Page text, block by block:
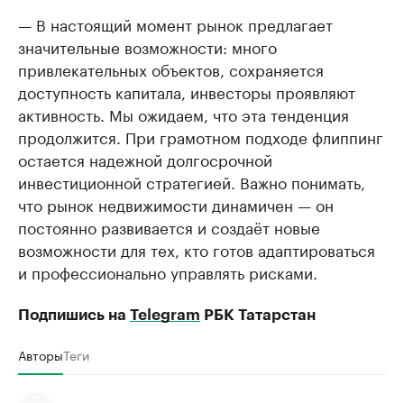
— В настоящий момент рынок предлагает
значительные возможности: много
привлекательных объектов, сохраняется
доступность капитала, инвесторы проявляют
активность. Мы ожидаем, что эта тенденция
продолжится. При грамотном подходе флиппинг
остается надежной долгосрочной
инвестиционной стратегией. Важно понимать,
что рынок недвижимости динамичен — он
постоянно развивается и создаёт новые
возможности для тех, кто готов адаптироваться
и профессионально управлять рисками.
Подпишись на Telegram РБК Татарстан
АвторыТеги